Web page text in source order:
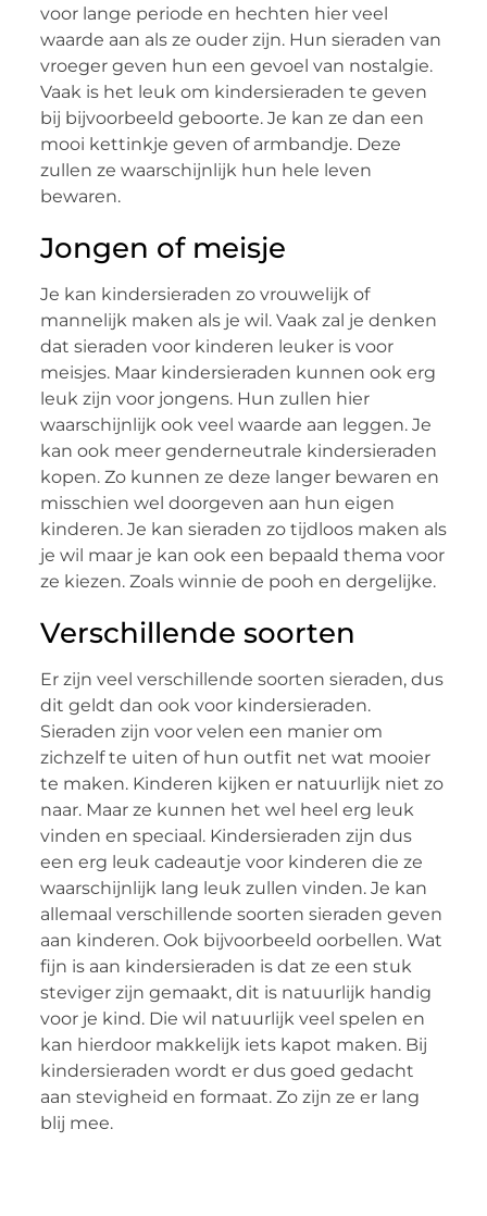
voor lange periode en hechten hier veel
waarde aan als ze ouder zijn. Hun sieraden van
vroeger geven hun een gevoel van nostalgie.
Vaak is het leuk om kindersieraden te geven
bij bijvoorbeeld geboorte. Je kan ze dan een
mooi kettinkje geven of armbandje. Deze
zullen ze waarschijnlijk hun hele leven
bewaren.
Jongen of meisje
Je kan kindersieraden zo vrouwelijk of
mannelijk maken als je wil. Vaak zal je denken
dat sieraden voor kinderen leuker is voor
meisjes. Maar kindersieraden kunnen ook erg
leuk zijn voor jongens. Hun zullen hier
waarschijnlijk ook veel waarde aan leggen. Je
kan ook meer genderneutrale kindersieraden
kopen. Zo kunnen ze deze langer bewaren en
misschien wel doorgeven aan hun eigen
kinderen. Je kan sieraden zo tijdloos maken als
je wil maar je kan ook een bepaald thema voor
ze kiezen. Zoals winnie de pooh en dergelijke.
Verschillende soorten
Er zijn veel verschillende soorten sieraden, dus
dit geldt dan ook voor kindersieraden.
Sieraden zijn voor velen een manier om
zichzelf te uiten of hun outfit net wat mooier
te maken. Kinderen kijken er natuurlijk niet zo
naar. Maar ze kunnen het wel heel erg leuk
vinden en speciaal. Kindersieraden zijn dus
een erg leuk cadeautje voor kinderen die ze
waarschijnlijk lang leuk zullen vinden. Je kan
allemaal verschillende soorten sieraden geven
aan kinderen. Ook bijvoorbeeld oorbellen. Wat
fijn is aan kindersieraden is dat ze een stuk
steviger zijn gemaakt, dit is natuurlijk handig
voor je kind. Die wil natuurlijk veel spelen en
kan hierdoor makkelijk iets kapot maken. Bij
kindersieraden wordt er dus goed gedacht
aan stevigheid en formaat. Zo zijn ze er lang
blij mee.